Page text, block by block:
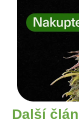
Další